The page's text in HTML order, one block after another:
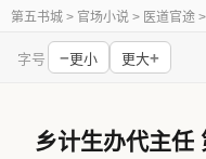
第五书城 > 官场小说 > 医道官途
字号 −更小 更大+
乡计生办代主任